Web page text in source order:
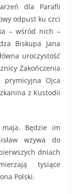
dla Parafii
odpust ku czci
– wśród nich –
Biskupa Jana
uroczystość
Zakończenia
Ojca
z Kustodii
Będzie im
wzywa do
dniach
tysiące
Polski.